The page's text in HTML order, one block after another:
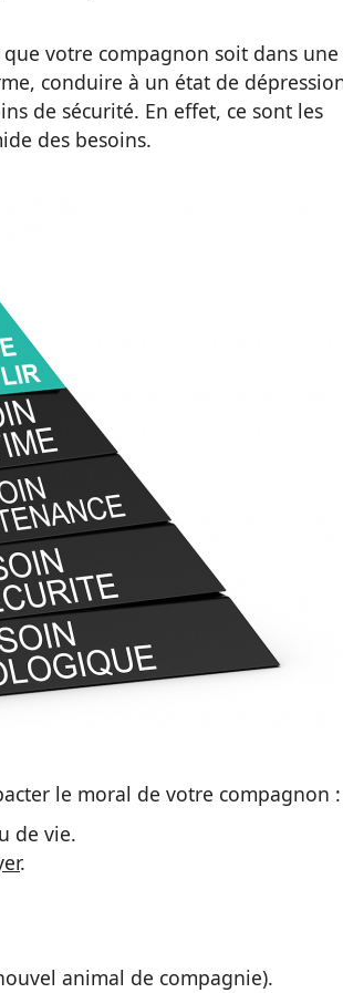
votre compagnon soit dans une
conduire à un état de
de sécurité. En effet, ce sont les
des besoins.
le moral de votre compagnon :
de vie.
.
animal de compagnie).